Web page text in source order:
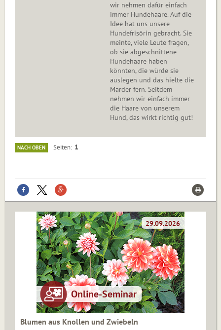
wir nehmen dafür einfach
immer Hundehaare. Auf die
Idee hat uns unsere
Hundefrisörin gebracht. Sie
meinte, viele Leute fragen,
ob sie abgeschnittene
Hundehaare haben
könnten, die würde sie
auslegen und das hielte die
Marder fern. Seitdem
nehmen wir einfach immer
die Haare von unserem
Hund, das wirkt richtig gut!
NACH OBEN Seiten 1
Blumen aus Knollen und Zwiebeln